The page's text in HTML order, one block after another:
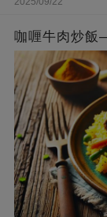
咖喱牛肉炒